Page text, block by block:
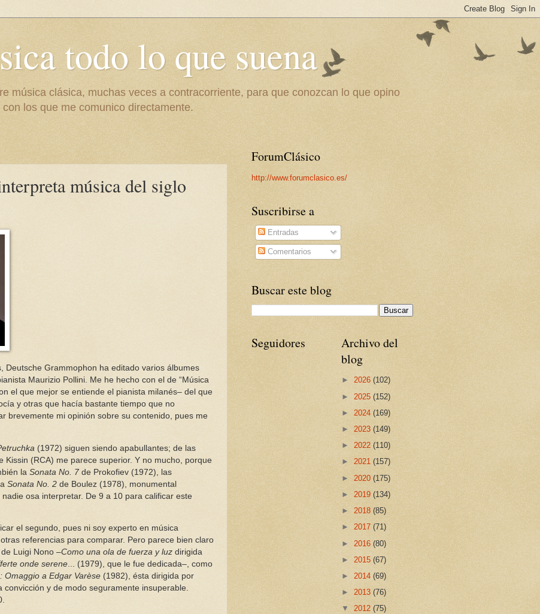
todo lo que suena
música clásica, muchas veces a contracorriente, para que conozcan lo que opino
los que me comunico directamente.
música del siglo
Deutsche Grammophon ha editado varios álbumes
Maurizio Pollini. Me he hecho con el de “Música
el que mejor se entiende el pianista milanés– del que
y otras que hacía bastante tiempo que no
brevemente mi opinión sobre su contenido, pues me
(1972) siguen siendo apabullantes; de las
Kissin (RCA) me parece superior. Y no mucho, porque
la Sonata No. 7de Prokofiev (1972), las
Sonata No. 2 de Boulez (1978), monumental
osa interpretar. De 9 a 10 para calificar este
el segundo, pues ni soy experto en música
referencias para comparar. Pero parece bien claro
Luigi Nono –Como una ola de fuerza y luz dirigida
onde serene... (1979), que le fue dedicada–, como
Omaggio a Edgar Varèse (1982), ésta dirigida por
convicción y de modo seguramente insuperable.
ForumClásico
http://www.forumclasico.es/
Suscribirse a
Entradas
Comentarios
Buscar este blog
Seguidores
Archivo del
blog
► 2026 (102)
► 2025 (152)
► 2024 (169)
► 2023 (149)
► 2022 (110)
► 2021 (157)
► 2020 (175)
► 2019 (134)
► 2018 (85)
► 2017 (71)
► 2016 (80)
► 2015 (67)
► 2014 (69)
► 2013 (76)
▼ 2012 (75)